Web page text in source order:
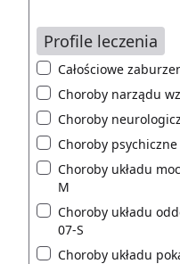
Profile leczenia
Całościowe
Choroby narządu
Choroby
Choroby psychiczne
Choroby układu
M
Choroby układu
07-S
Choroby układu